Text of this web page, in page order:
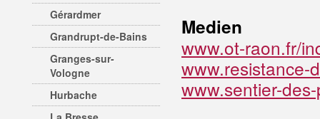
Gérardmer
Grandrupt-de-Bains
Granges-sur-
Vologne
Hurbache
Medien
www.ot-raon.fr/
www.resistance-
www.sentier-